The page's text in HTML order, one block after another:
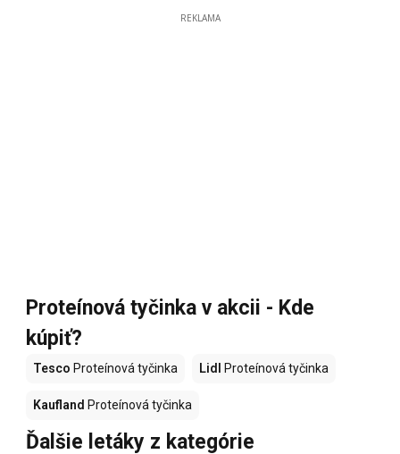
REKLAMA
Proteínová tyčinka v akcii - Kde
kúpiť?
Tesco Proteínová tyčinka Lidl Proteínová tyčinka
Kaufland Proteínová tyčinka
Ďalšie letáky z kategórie